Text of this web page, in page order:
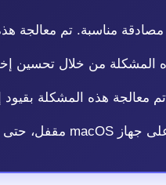
مناسبة. تم معالجة
المشكلة من خلال تحسين
معالجة هذه المشكلة بقيود